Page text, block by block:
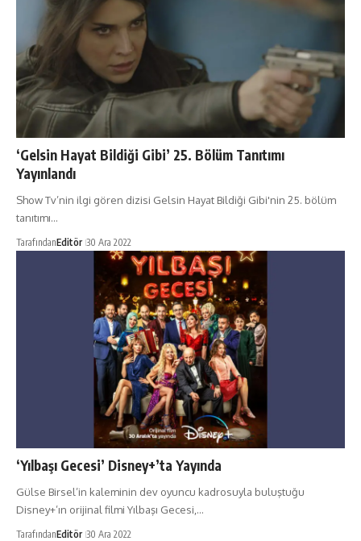
‘Gelsin Hayat Bildiği Gibi’ 25. Bölüm Tanıtımı
Yayınlandı
Show Tv’nin ilgi gören dizisi Gelsin Hayat Bildiği Gibi'nin 25. bölüm
tanıtımı…
TarafındanEditör 30 Ara 2022
‘Yılbaşı Gecesi’ Disney+’ta Yayında
Gülse Birsel’in kaleminin dev oyuncu kadrosuyla buluştuğu
Disney+’ın orijinal filmi Yılbaşı Gecesi,…
TarafındanEditör 30 Ara 2022